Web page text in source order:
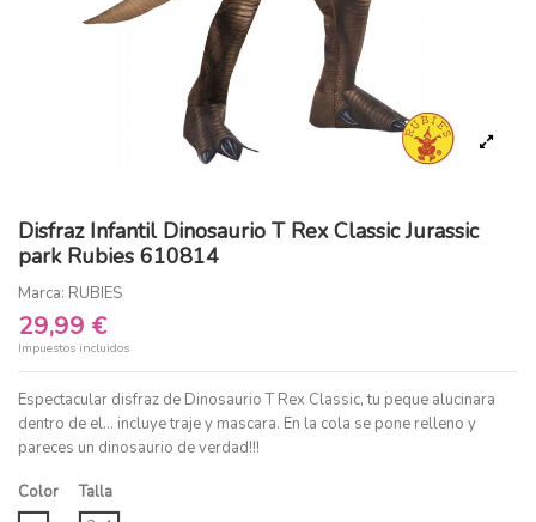
Disfraz Infantil Dinosaurio T Rex Classic Jurassic
park Rubies 610814
Marca: RUBIES
29,99 €
Impuestos incluidos
Espectacular disfraz de Dinosaurio T Rex Classic, tu peque alucinara
dentro de el... incluye traje y mascara. En la cola se pone relleno y
pareces un dinosaurio de verdad!!!
Color
Talla